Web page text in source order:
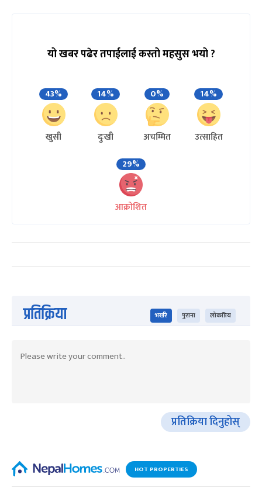
यो खबर पढेर तपाईलाई कस्तो महसुस भयो ?
43%
खुसी
14%
दुःखी
0%
अचम्मित
14%
उत्साहित
29%
आक्रोशित
प्रतिक्रिया भर्खरै पुराना लोकप्रिय
प्रतिक्रिया दिनुहोस्
HOT PROPERTIES